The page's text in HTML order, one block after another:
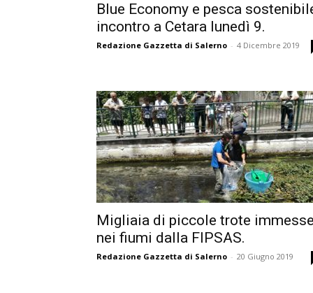
Blue Economy e pesca
incontro a Cetara lunedì 9.
Redazione Gazzetta di Salerno - 4 Dicembre 2019
Migliaia di piccole trote immesse
nei fiumi dalla FIPSAS.
Redazione Gazzetta di Salerno - 20 Giugno 2019